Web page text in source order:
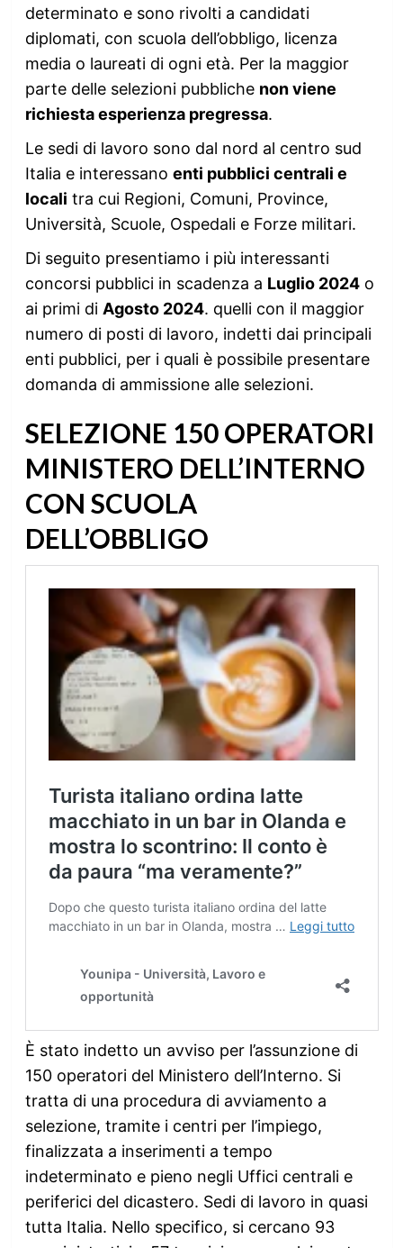
determinato e sono rivolti a candidati
diplomati, con scuola dell’obbligo, licenza
media o laureati di ogni età. Per la maggior
parte delle selezioni pubbliche non viene
richiesta esperienza pregressa.
Le sedi di lavoro sono dal nord al centro sud
Italia e interessano enti pubblici centrali e
locali tra cui Regioni, Comuni, Province,
Università, Scuole, Ospedali e Forze militari.
Di seguito presentiamo i più interessanti
concorsi pubblici in scadenza a Luglio 2024o
ai primi di Agosto 2024. quelli con il maggior
numero di posti di lavoro, indetti dai principali
enti pubblici, per i quali è possibile presentare
domanda di ammissione alle selezioni.
SELEZIONE 150 OPERATORI
MINISTERO DELL’INTERNO
CON SCUOLA
DELL’OBBLIGO
È stato indetto un avviso per l’assunzione di
150 operatori del Ministero dell’Interno. Si
tratta di una procedura di avviamento a
selezione, tramite i centri per l’impiego,
finalizzata a inserimenti a tempo
indeterminato e pieno negli Uffici centrali e
periferici del dicastero. Sedi di lavoro in quasi
tutta Italia. Nello specifico, si cercano 93